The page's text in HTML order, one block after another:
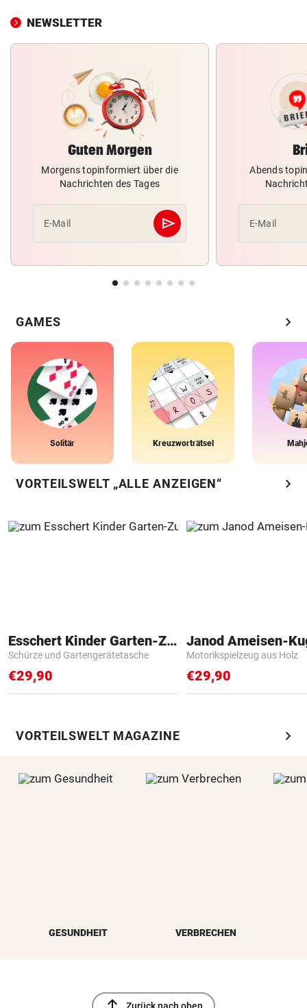
NEWSLETTER
Guten Morgen
Morgens topinformiert über die
Nachrichten des Tages
E-Mail send
Abschicken
Abends
E-Mail
GAMES chevron_right
Solitär Kreuzworträtsel
VORTEILSWELT „ALLE ANZEIGEN“ chevron_right
Esschert Kinder Garten-Zubehör
Schürze und Gartengerätetasche
€29,90
Janod Ameisen-
Motorikspielzeug aus Holz
€29,90
VORTEILSWELT MAGAZINE chevron_right
GESUNDHEIT VERBRECHEN
Zurück nach oben